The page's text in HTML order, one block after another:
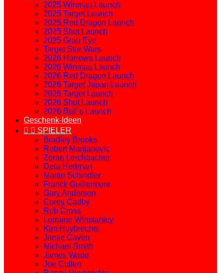
2025 Winmau Launch
2025 Target Launch
2025 Red Dragon Launch
2025 Shot Launch
2025 Gran Eye
Target Star Wars
2026 Harrows Launch
2026 Winmau Launch
2026 Red Dragon Launch
2026 Target Japan Launch
2026 Target Launch
2026 Shot Launch
2026 Bull`s Launch
Geschenk-Ideen
  SPIELER
Bradley Brooks
Robert Marijanovic
Zoran Lerchbacher
Deta Hedman
Martin Schindler
Franck Guillermont
Gary Anderson
Corey Cadby
Rob Cross
Lorraine Winstanley
Kim Huybrechts
Jamie Caven
Michael Smith
James Wade
Joe Cullen